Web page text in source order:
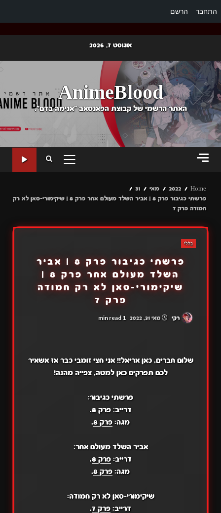
התחבר הרשם
content
אוגוסט 7, 2026
AnimeBlood
האתר הרשמי של קבוצת הפאנסאב "אנימה בדם".
PRIMARY
Home
2022 מאי
31
פרשתי כגיבור פרק 8 | אביר השלד מעולם אחר פרק 8 | שיקימורי-סאן לא רק
חמודה פרק 7
כללי
פרשתי כגיבור פרק 8 | אביר
השלד מעולם אחר פרק 8 |
שיקימורי-סאן לא רק חמודה
פרק 7
רקי מאי 31, 2022 1 min read
שלום חברים, כאן אריאל!! אני חצי זומבי כבר אז אשאיר
לכם תפרקים כאן למטה, צפייה מהנה!
פרשתי כגיבור:
דרייב:פרק 8 .
מגה: פרק 8 .
אביר השלד מעולם אחר:
דרייב:פרק 8 .
מגה: פרק 8 .
שיקימורי-סאן לא רק חמודה:
דרייב: פרק 7
.